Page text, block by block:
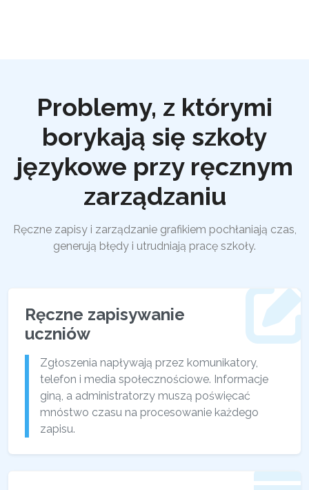
Problemy, z którymi
borykają się szkoły
językowe przy ręcznym
zarządzaniu
Ręczne zapisy i zarządzanie grafikiem pochłaniają czas,
generują błędy i utrudniają pracę szkoły.
Ręczne zapisywanie
uczniów
Zgłoszenia napływają przez komunikatory,
telefon i media społecznościowe. Informacje
giną, a administratorzy muszą poświęcać
mnóstwo czasu na procesowanie każdego
zapisu.